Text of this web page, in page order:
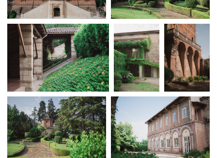
Rete regionale
Bilancio sociale
Amministrazione
trasparente
Bandi e gare
Sostenibilità ambientale
SERVIZI
Servizi generali
Location scouting
Spazi nella sede FCTP
Sala Casting
Sala Paolo Tenna
La Grazia - Immagini e
location della Torino di Paolo
Sorrentino
Open Day
Ciak in TOur!
FESTIVAL, MARKETS,
AWARDS
International Film Festival
Rotterdam
Berlinale Internationalen
Filmfestspiele Berlin
Festival de Cannes
Biografilm Festival - Bio to B
Industry Days